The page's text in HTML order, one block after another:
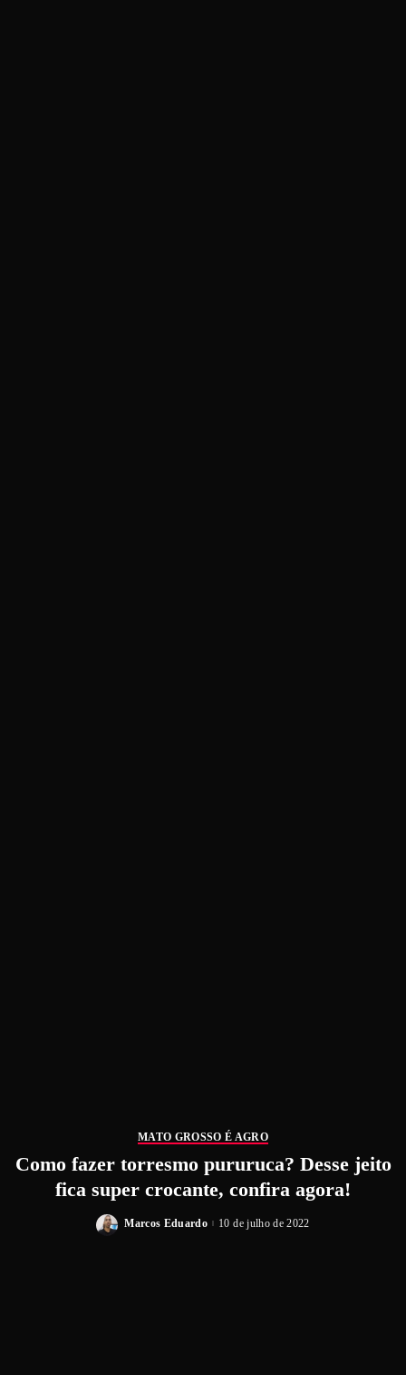
MATO GROSSO É AGRO
Como fazer torresmo pururuca? Desse jeito
fica super crocante, confira agora!
Marcos Eduardo 10 de julho de 2022